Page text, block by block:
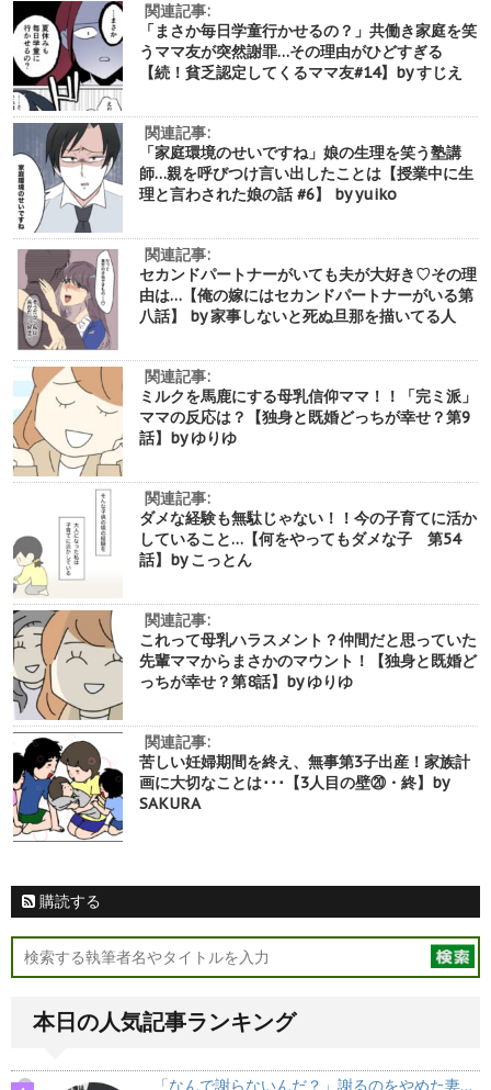
関連記事:
「まさか毎日学童行かせるの？」共働き家庭を笑
うママ友が突然謝罪…その理由がひどすぎる
【続！貧乏認定してくるママ友#14】by すじえ
関連記事:
「家庭環境のせいですね」娘の生理を笑う塾講
師…親を呼びつけ言い出したことは【授業中に生
理と言わされた娘の話 #6】 by yuiko
関連記事:
セカンドパートナーがいても夫が大好き♡その理
由は…【俺の嫁にはセカンドパートナーがいる第
八話】 by 家事しないと死ぬ旦那を描いてる人
関連記事:
ミルクを馬鹿にする母乳信仰ママ！！「完ミ派」
ママの反応は？【独身と既婚どっちが幸せ？第9
話】by ゆりゆ
関連記事:
ダメな経験も無駄じゃない！！今の子育てに活か
していること…【何をやってもダメな子 第54
話】by こっとん
関連記事:
これって母乳ハラスメント？仲間だと思っていた
先輩ママからまさかのマウント！【独身と既婚ど
っちが幸せ？第8話】by ゆりゆ
関連記事:
苦しい妊婦期間を終え、無事第3子出産！家族計
画に大切なことは･･･【3人目の壁⑳・終】by
SAKURA
購読する
本日の人気記事ランキング